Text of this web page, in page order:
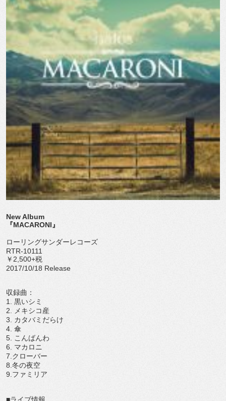
New Album
『MACARONI』
ローリングサンダーレコーズ
RTR-10111
￥2,500+税
2017/10/18 Release
収録曲：
1. 黒いシミ
2. メキシコ産
3. カタバミだらけ
4. 傘
5. こんばんわ
6. マカロニ
7.クローバー
8.冬の夜空
9.ファミリア
■ライブ情報